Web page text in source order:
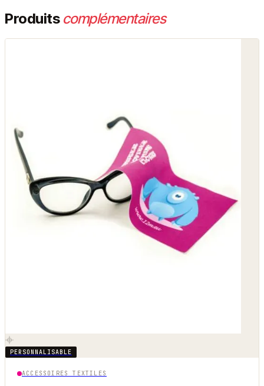
Produits complémentaires
PERSONNALISABLE
ACCESSOIRES TEXTILES